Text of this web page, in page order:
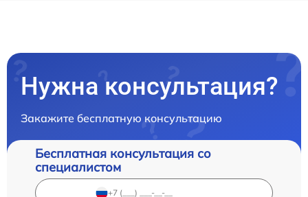
Нужна консультация?
Закажите бесплатную консультацию
Бесплатная консультация со
специалистом